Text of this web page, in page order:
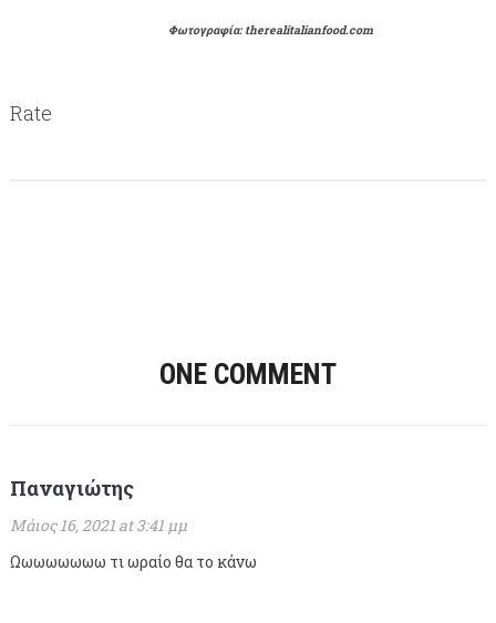
Φωτογραφία: therealitalianfood.com
Rate
ONE COMMENT
Παναγιώτης
Μάιος 16, 2021 at 3:41 μμ
Ωωωωωωωω τι ωραίο θα το κάνω